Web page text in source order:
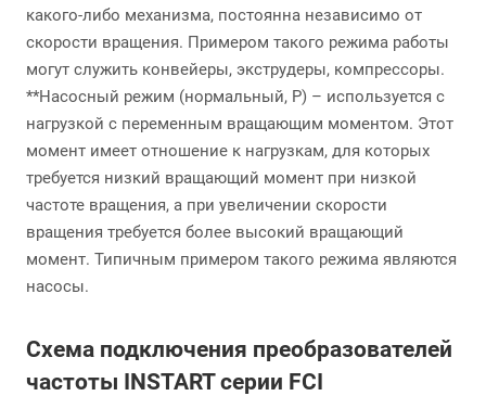
какого-либо механизма, постоянна независимо от
скорости вращения. Примером такого режима работы
могут служить конвейеры, экструдеры, компрессоры.
**Насосный режим (нормальный, P) – используется с
нагрузкой с переменным вращающим моментом. Этот
момент имеет отношение к нагрузкам, для которых
требуется низкий вращающий момент при низкой
частоте вращения, а при увеличении скорости
вращения требуется более высокий вращающий
момент. Типичным примером такого режима являются
насосы.
Схема подключения преобразователей
частоты INSTART серии FCI